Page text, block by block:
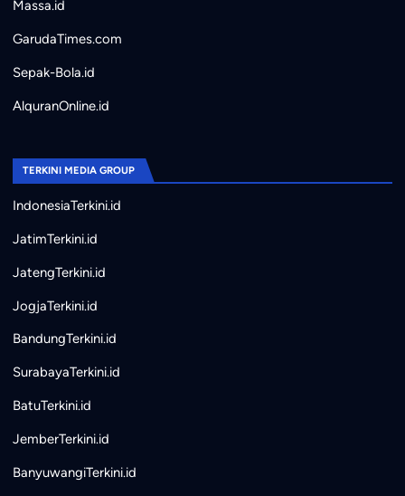
Massa.id
GarudaTimes.com
Sepak-Bola.id
AlquranOnline.id
TERKINI MEDIA GROUP
IndonesiaTerkini.id
JatimTerkini.id
JatengTerkini.id
JogjaTerkini.id
BandungTerkini.id
SurabayaTerkini.id
BatuTerkini.id
JemberTerkini.id
BanyuwangiTerkini.id